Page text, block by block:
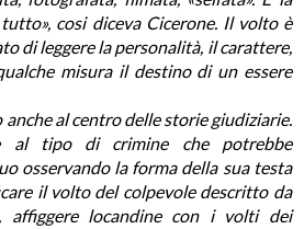
tutto», cosi diceva Cicerone. Il volto è
di leggere la personalità, il carattere,
misura il destino di un essere
al centro delle storie giudiziarie.
al tipo di crimine che potrebbe
osservando la forma della sua testa
il volto del colpevole descritto da
affiggere locandine con i volti dei